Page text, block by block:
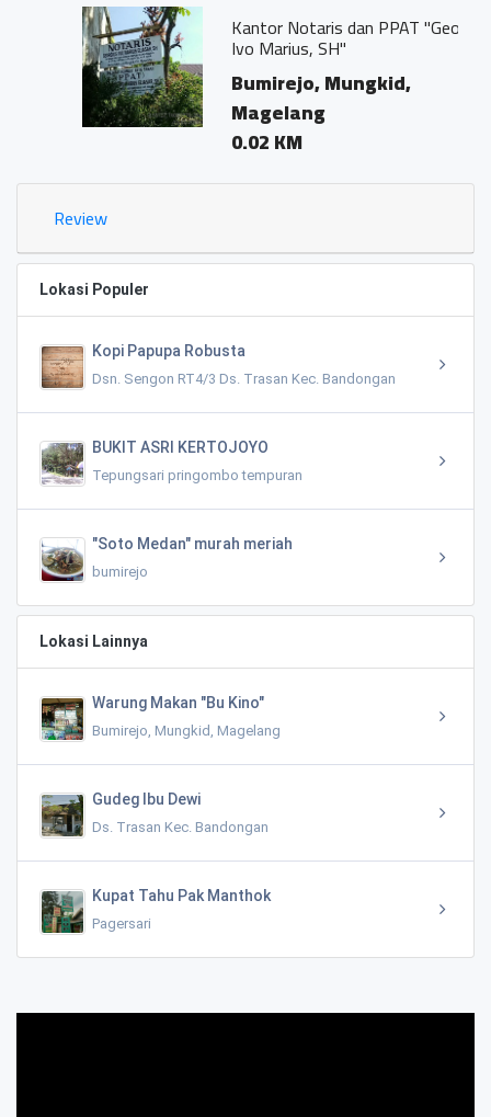
Kantor Notaris dan PPAT "Georgius
Ivo Marius, SH"
Bumirejo, Mungkid,
Magelang
0.02 KM
Review
Lokasi Populer
Kopi Papupa Robusta
Dsn. Sengon RT4/3 Ds. Trasan Kec. Bandongan
BUKIT ASRI KERTOJOYO
Tepungsari pringombo tempuran
"Soto Medan" murah meriah
bumirejo
Lokasi Lainnya
Warung Makan "Bu Kino"
Bumirejo, Mungkid, Magelang
Gudeg Ibu Dewi
Ds. Trasan Kec. Bandongan
Kupat Tahu Pak Manthok
Pagersari